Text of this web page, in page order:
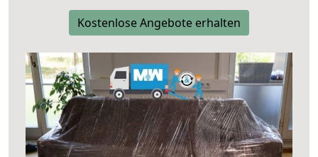
Kostenlose Angebote erhalten